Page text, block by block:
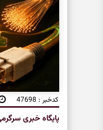
کدخبر : 47698
پایگاه خبری